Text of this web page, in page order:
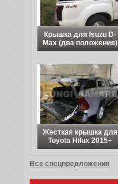
Крышка для Isuzu D-
Max (два положения)
Жесткая крышка для
Toyota Hilux 2015+
Все спецпредложения